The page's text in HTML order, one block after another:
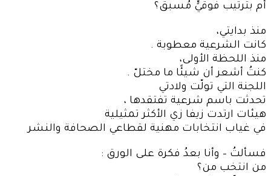
أم بترتيب فوقيٍّ مُسبق؟
منذ بدايتي،
كانت الشرعية معطوبة .
منذ اللحظة الأولى،
كنتُ أشعر أن شيئًا ما مختلّ .
اللجنة التي تولّت ولادتي
تحدثت باسم شرعية تفتقدها ،
هيئات ارتدت زيفا زي الأكثر تمثيلية
في غياب انتخابات مهنية لقطاعي الصحافة والنشر
فسألتُ – وأنا بعدُ فكرة على الورق :
من انتخب من؟